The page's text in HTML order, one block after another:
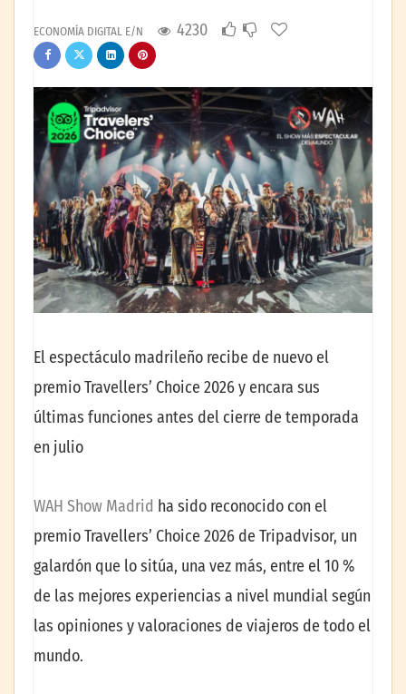
ECONOMÍA DIGITAL E/N 4230
El espectáculo madrileño recibe de nuevo el
premio Travellers’ Choice 2026 y encara sus
últimas funciones antes del cierre de temporada
en julio
WAH Show Madrid ha sido reconocido con el
premio Travellers’ Choice 2026 de Tripadvisor, un
galardón que lo sitúa, una vez más, entre el 10 %
de las mejores experiencias a nivel mundial según
las opiniones y valoraciones de viajeros de todo el
mundo.